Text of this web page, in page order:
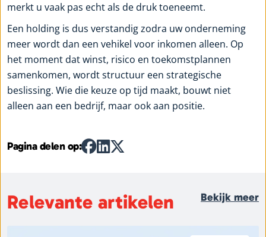
merkt u vaak pas echt als de druk toeneemt.
Een holding is dus verstandig zodra uw onderneming
meer wordt dan een vehikel voor inkomen alleen. Op
het moment dat winst, risico en toekomstplannen
samenkomen, wordt structuur een strategische
beslissing. Wie die keuze op tijd maakt, bouwt niet
alleen aan een bedrijf, maar ook aan positie.
Pagina delen op:
Relevante artikelen Bekijk meer